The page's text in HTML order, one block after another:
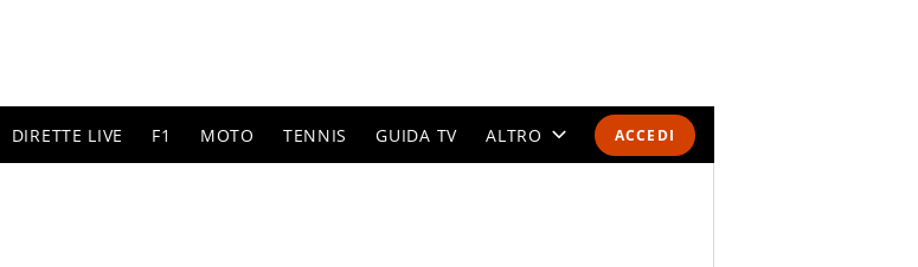
ACCEDI
DIRETTE LIVE F1 MOTO TENNIS GUIDA TV ALTRO